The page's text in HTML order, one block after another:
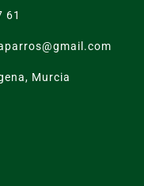
61
Murcia